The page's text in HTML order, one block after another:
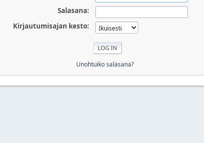
Salasana:
Kirjautumisajan kesto:
Unohtuiko salasana?